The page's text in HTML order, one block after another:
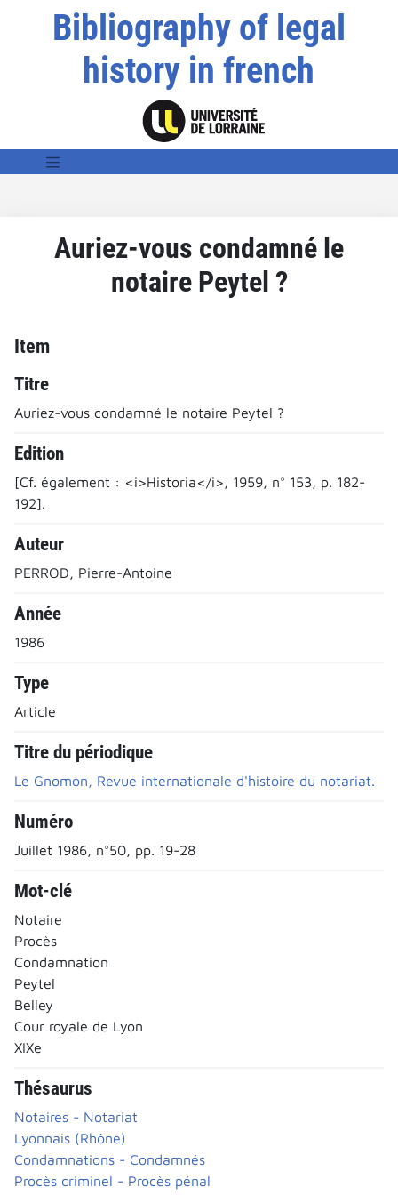
Bibliography of legal
history in french
Auriez-vous condamné le
notaire Peytel ?
Item
Titre
Auriez-vous condamné le notaire Peytel ?
Edition
[Cf. également : <i>Historia</i>, 1959, n° 153, p. 182-
192].
Auteur
PERROD, Pierre-Antoine
Année
1986
Type
Article
Titre du périodique
Le Gnomon, Revue internationale d'histoire du notariat.
Numéro
Juillet 1986, n°50, pp. 19-28
Mot-clé
Notaire
Procès
Condamnation
Peytel
Belley
Cour royale de Lyon
XIXe
Thésaurus
Notaires - Notariat
Lyonnais (Rhône)
Condamnations - Condamnés
Procès criminel - Procès pénal